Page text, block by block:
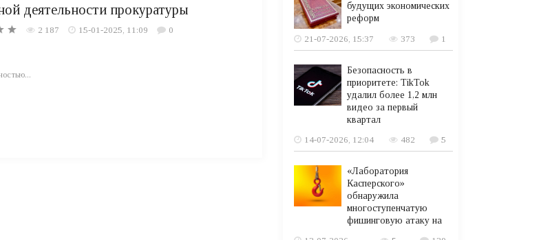
деятельности прокуратуры
2 187 15-01-2025, 11:09 0
будущих экономических
реформ
21-07-2026, 15:37
373 1
Безопасность в
приоритете: TikTok
удалил более 1,2 млн
видео за первый
квартал
14-07-2026, 12:04
482 5
«Лаборатория
Касперского»
обнаружила
многоступенчатую
фишинговую атаку на